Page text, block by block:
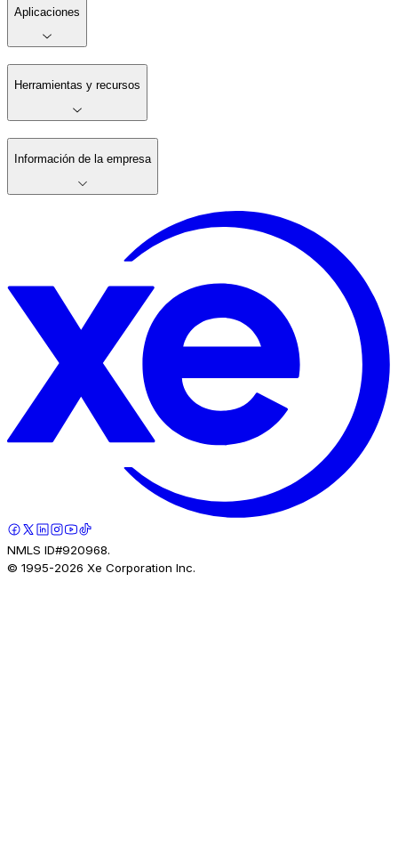
Aplicaciones
Herramientas y recursos
Información de la empresa
NMLS ID#920968.
© 1995-2026 Xe Corporation Inc.